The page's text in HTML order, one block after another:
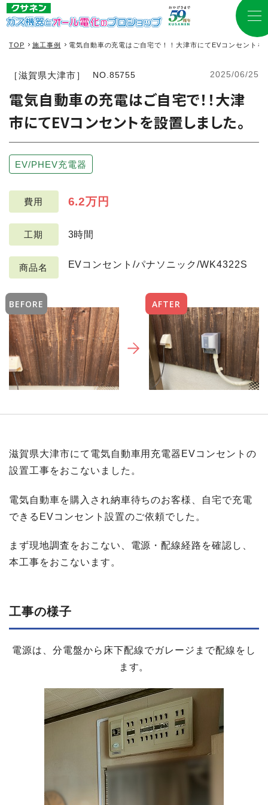
TOP 施工事例 電気自動車の充電はご自宅で！！大津市にてEVコンセントを
［滋賀県大津市］ NO.85755 2025/06/25
電気自動車の充電はご自宅で！！大津
市にてEVコンセントを設置しました。
EV/PHEV充電器
費用 6.2万円
工期 3時間
商品名 EVコンセント/パナソニック/WK4322S
BEFORE AFTER
滋賀県大津市にて電気自動車用充電器EVコンセントの
設置工事をおこないました。
電気自動車を購入され納車待ちのお客様、自宅で充電
できるEVコンセント設置のご依頼でした。
まず現地調査をおこない、電源・配線経路を確認し、
本工事をおこないます。
工事の​様子
電源は、分電盤から床下配線でガレージまで配線をし
ます。